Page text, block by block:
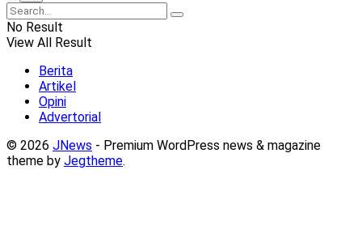
No Result
View All Result
Berita
Artikel
Opini
Advertorial
© 2026 JNews - Premium WordPress news & magazine
theme by Jegtheme.